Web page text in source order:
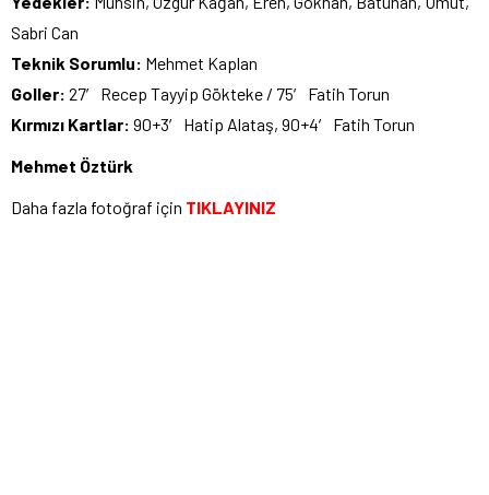
Sabri Can
Teknik Sorumlu: Mehmet Kaplan
Goller: 27′ Recep Tayyip Gökteke / 75′ Fatih Torun
Kırmızı Kartlar: 90+3′ Hatip Alataş, 90+4′ Fatih Torun
Mehmet Öztürk
Daha fazla fotoğraf için TIKLAYINIZ